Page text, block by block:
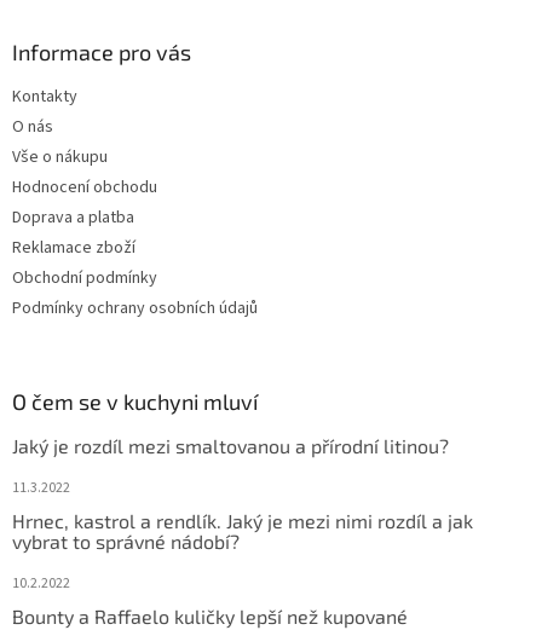
Informace pro vás
Kontakty
O nás
Vše o nákupu
Hodnocení obchodu
Doprava a platba
Reklamace zboží
Obchodní podmínky
Podmínky ochrany osobních údajů
O čem se v kuchyni mluví
Jaký je rozdíl mezi smaltovanou a přírodní litinou?
11.3.2022
Hrnec, kastrol a rendlík. Jaký je mezi nimi rozdíl a jak
vybrat to správné nádobí?
10.2.2022
Bounty a Raffaelo kuličky lepší než kupované